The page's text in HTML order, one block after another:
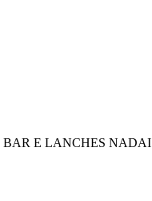
BAR E LANCHES NADAI